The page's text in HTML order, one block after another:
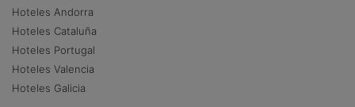
Hoteles Andorra
Hoteles Cataluña
Hoteles Portugal
Hoteles Valencia
Hoteles Galicia